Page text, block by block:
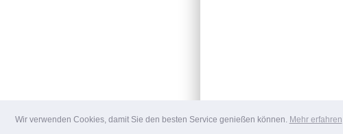
Wir verwenden Cookies, damit Sie den besten Service genießen können. Mehr erfahren